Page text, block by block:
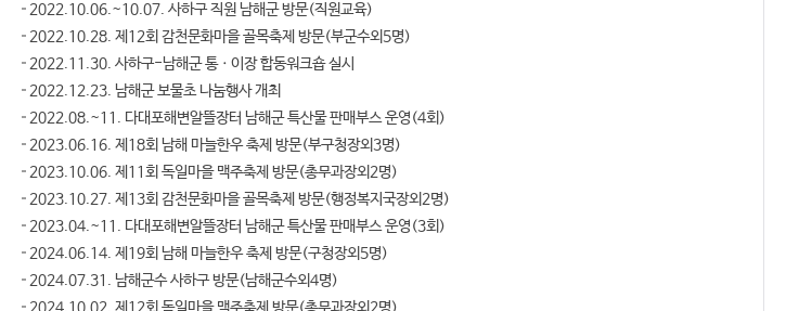
2022.10.06.~10.07. 사하구 직원 남해군 방문(직원교육)
2022.10.28. 제12회 감천문화마을 골목축제 방문(부군수외5명)
2022.11.30. 사하구-남해군 통ㆍ이장 합동워크숍 실시
2022.12.23. 남해군 보물초 나눔행사 개최
2022.08.~11. 다대포해변알뜰장터 남해군 특산물 판매부스 운영(4회)
2023.06.16. 제18회 남해 마늘한우 축제 방문(부구청장외3명)
2023.10.06. 제11회 독일마을 맥주축제 방문(총무과장외2명)
2023.10.27. 제13회 감천문화마을 골목축제 방문(행정복지국장외2명)
2023.04.~11. 다대포해변알뜰장터 남해군 특산물 판매부스 운영(3회)
2024.06.14. 제19회 남해 마늘한우 축제 방문(구청장외5명)
2024.07.31. 남해군수 사하구 방문(남해군수외4명)